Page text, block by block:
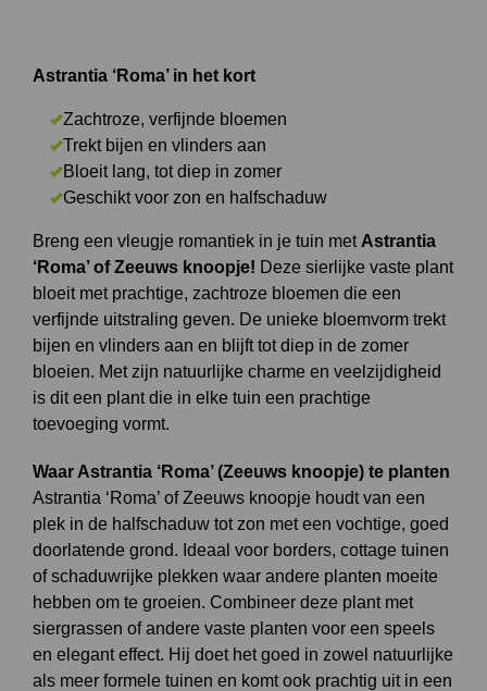
Astrantia ‘Roma’ in het kort
Zachtroze, verfijnde bloemen
Trekt bijen en vlinders aan
Bloeit lang, tot diep in zomer
Geschikt voor zon en halfschaduw
Breng een vleugje romantiek in je tuin met Astrantia
‘Roma’ of Zeeuws knoopje! Deze sierlijke vaste plant
bloeit met prachtige, zachtroze bloemen die een
verfijnde uitstraling geven. De unieke bloemvorm trekt
bijen en vlinders aan en blijft tot diep in de zomer
bloeien. Met zijn natuurlijke charme en veelzijdigheid
is dit een plant die in elke tuin een prachtige
toevoeging vormt.
Waar Astrantia ‘Roma’ (Zeeuws knoopje) te planten
Astrantia ‘Roma’ of Zeeuws knoopje houdt van een
plek in de halfschaduw tot zon met een vochtige, goed
doorlatende grond. Ideaal voor borders, cottage tuinen
of schaduwrijke plekken waar andere planten moeite
hebben om te groeien. Combineer deze plant met
siergrassen of andere vaste planten voor een speels
en elegant effect. Hij doet het goed in zowel natuurlijke
als meer formele tuinen en komt ook prachtig uit in een